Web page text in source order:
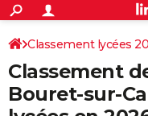
ACTUALITÉS
Politique
Société
Faits Divers
Education
Monde
Villes
+
SPORT
Coupe du monde 2026
Football
Tennis
Cyclisme
Rugby
Forum
Programme TV
TNT
Streaming
Cinéma
Sorties cinéma
Musique
+
Classement lycées
Classement
Bouret-sur-